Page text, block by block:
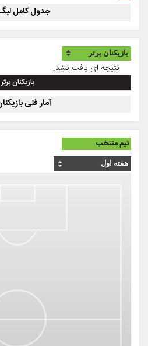
جدول کامل
نتیجه ای یافت نشد.
بازیکنان برتر
آمار فنی
تیم منتخب